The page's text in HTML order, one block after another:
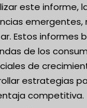
este informe,
emergentes,
Estos informes
de los
de
estrategias
competitiva.